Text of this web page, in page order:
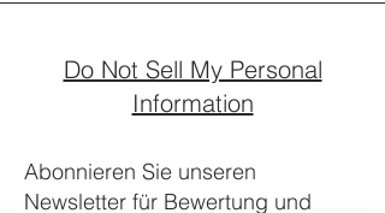
Do Not Sell My Personal
Information
Abonnieren Sie unseren
Newsletter für Bewertung und